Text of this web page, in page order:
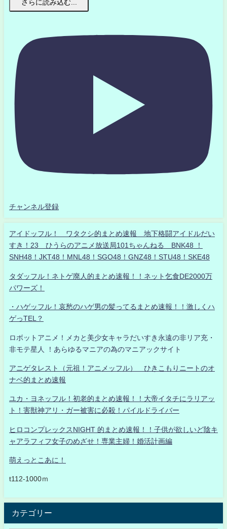
さらに読み込む...
チャンネル登録
アイドッフル！ ワタクシ的まとめ速報 地下格闘アイドルだい
すき！23 ひうらのアニメ放送局101ちゃんねる BNK48 ！
SNH48！JKT48！MNL48！SGO48！GNZ48！STU48！SKE48
タダッフル！ネトゲ廃人的まとめ速報！！ネット乞食DE2000万
パワーズ！
・ハゲッフル！哀愁のハゲ男の髪ってるまとめ速報！！激しくハ
ゲっTEL？
ロボットアニメ！メカと美少女キャラだいすき永遠の非リア充・
非モテ星人 ！あらゆるマニアの為のマニアックサイト
アニゲタレスト（元祖！アニメッフル） ひきこもりニートのオ
ナベ的まとめ速報
ユカ・ヨネッフル！初老的まとめ速報！！大帝イタチにラリアッ
ト！害獣神アリ・ガー被害に必殺！パイルドライバー
ヒロコンプレックスNIGHT 的まとめ速報！！子供が欲しいど陰キ
ャアラフィフ女子のめざせ！専業主婦！婚活計画編
萌えっとこあに！
t112-1000ｍ
カテゴリー